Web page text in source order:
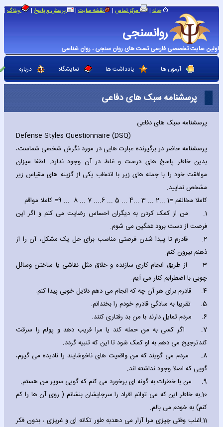
روانسنجی
اولین سایت تخصصی فارسی تست های روان سنجی ، روان شناسی
خانه | مرکز تماس | نقشه سایت | پرسش و پاسخ | وبلاگ |
آزمون ها یادداشت ها نمایشگاه درباره
پرسشنامه سبک های دفاعی
پرسشنامه سبک های دفاعی
Defense Styles Questionnaire (DSQ)
پرسشنامه حاضر در برگیرنده عبارت هایی در مورد نگرش شخصی شماست،
بدین خاطر پاسخ های درست و غلط در آن وجود ندارد. لطفا میزان
موافقت خود را با جمله های زیر با انتخاب یکی از گزینه های مقیاس زیر
مشخص نمایید.
کاملا مخالفم =1 ...2 ... 3 ...4 ... 5 ... 6.... 7 ... 8 ... 9= کاملا مواقم
1.
من از کمک کردن به دیگران احساس رضایت می کنم و اگر این
فرصت از دست برود غمگین می شوم.
2.
قادرم تا پیدا شدن فرصتی مناسب برای حل یک مشکل، آن را از
ذهنم بیرون کنم.
3.
از طریق انجام کاری سازنده و خلاق مثل نقاشی یا ساختن وسائل
چوبی با اضطرابم کنار می آیم.
4.
قادرم برای هر آن چه که انجام می دهم دلایل خوبی پیدا کنم.
5.
تقریبا به سادگی قادرم خودم را بخندانم.
6.
مردم تمایل دارند با من بد رفتاری کنند.
7.
اگر کسی به من حمله کند یا مرا فریب دهد و پولم را سرقت
کندترجیح می دهم به او کمک شود تا این که تنبیه گردد.
8.
مردم می گویند که من واقعیت های ناخوشایند را نادیده می گیرم،
گویی که اصلا وجود نداشته اند.
9.
من با خطرات به گونه ای برخورد می کنم که گویی سوپر من هستم.
10.به خاطر این که می توانم افراد را سرجایشان بنشانم ( روی آن ها را کم
کنم) به خودم می بالم.
11. اغلب وقتی چیزی مرا آزار می دهدبه طور تکانه ای و غریزی ، بدون فکر